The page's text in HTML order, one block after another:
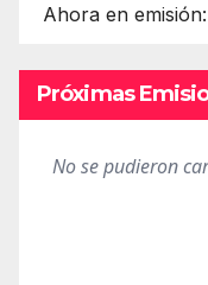
Ahora en
Próximas